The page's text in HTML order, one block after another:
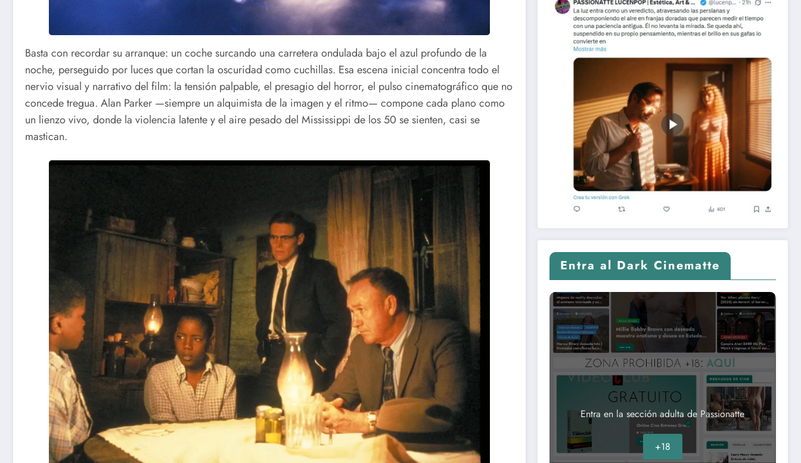
Basta con recordar su arranque: un coche surcando una carretera ondulada bajo el azul profundo de la
noche, perseguido por luces que cortan la oscuridad como cuchillas. Esa escena inicial concentra todo el
nervio visual y narrativo del film: la tensión palpable, el presagio del horror, el pulso cinematográfico que no
concede tregua. Alan Parker —siempre un alquimista de la imagen y el ritmo— compone cada plano como
un lienzo vivo, donde la violencia latente y el aire pesado del Mississippi de los 50 se sienten, casi se
mastican.
Entra al Dark Cinematte
Entra en la sección adulta de Passionatte
+18